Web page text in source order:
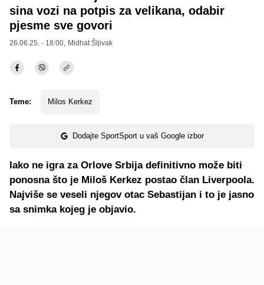
sina vozi na potpis za velikana, odabir
pjesme sve govori
26.06.25. - 18:00, Midhat Šljivak
Teme: Milos Kerkez
Dodajte SportSport u vaš Google izbor
Iako ne igra za Orlove Srbija definitivno može biti
ponosna što je Miloš Kerkez postao član Liverpoola.
Najviše se veseli njegov otac Sebastijan i to je jasno
sa snimka kojeg je objavio.